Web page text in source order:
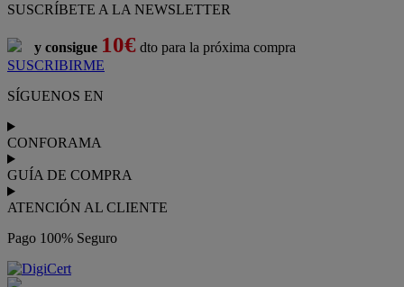
SUSCRÍBETE A LA NEWSLETTER
y consigue 10€ dto para la próxima compra
SUSCRIBIRME
SÍGUENOS EN
CONFORAMA
GUÍA DE COMPRA
ATENCIÓN AL CLIENTE
Pago 100% Seguro